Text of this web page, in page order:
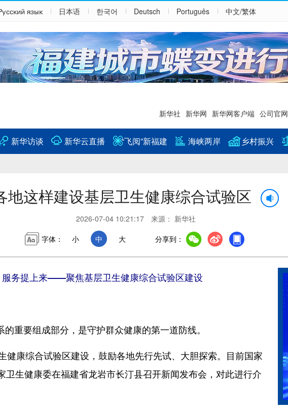
язык 日本语 한국어 Deutsch Português 中文/繁体
新华社 新华网 新华网客户端 公司官网
新华访谈 新华云直播 “飞阅”新福建 海峡两岸 乡村振兴
地这样建设基层卫生健康综合试验区
2026-07-04 10:21:17 来源： 新华社
字体：
小 中 大 分享到：
服务提上来——聚焦基层卫生健康综合试验区建设
要组成部分，是守护群众健康的第一道防线。
康综合试验区建设，鼓励各地先行先试、大胆探索。目前国家
生健康委在福建省龙岩市长汀县召开新闻发布会，对此进行介